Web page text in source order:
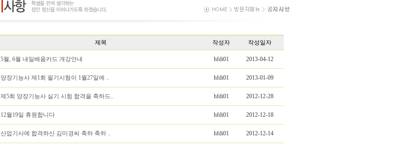
제목 작성자 작성일자
5월, 6월 내일배움카드 개강안내 hfdi01 2013-04-12
양장기능사 제1회 필기시험이 1월27일에 .. hfdi01 2013-01-09
제5회 양장기능사 실기 시험 합격을 축하드.. hfdi01 2012-12-28
12월19일 휴원합니다 hfdi01 2012-12-18
산업기사에 합격하신 김미경씨 축하 축하 .. hfdi01 2012-12-14